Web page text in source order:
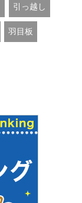
引っ越し
羽目板